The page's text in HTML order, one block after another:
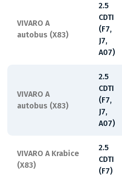
VIVARO A
autobus (X83)
2.5
CDTI
(F7,
J7,
A07)
VIVARO A
autobus (X83)
2.5
CDTI
(F7,
J7,
A07)
VIVARO A Krabice
(X83)
2.5
CDTI
(F7)